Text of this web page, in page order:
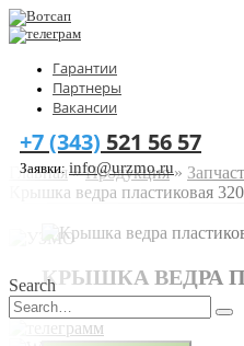
Гарантии
Партнеры
Вакансии
+7 (343) 521 56 57
Заявки:info@urzmo.ru
Search
Главная»Продукция»
Крышка ведра пластиковая
КРЫШКА ВЕДРА
MELASTY